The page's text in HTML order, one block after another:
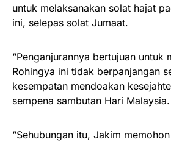
untuk melaksanakan solat hajat
ini, selepas solat Jumaat.
“Penganjurannya bertujuan untuk
Rohingya ini tidak berpanjangan
kesempatan mendoakan
sempena sambutan Hari Malaysia.
“Sehubungan itu, Jakim